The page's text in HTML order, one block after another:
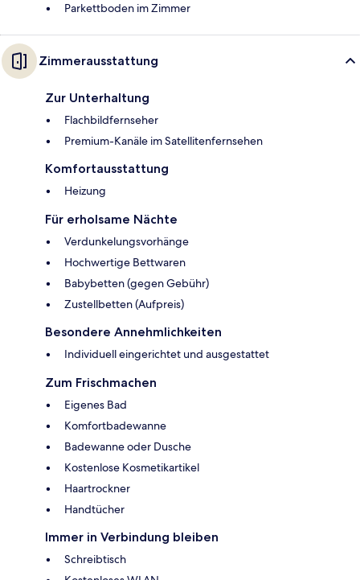
Parkettboden im Zimmer
Zimmerausstattung
Zur Unterhaltung
Flachbildfernseher
Premium-Kanäle im Satellitenfernsehen
Komfortausstattung
Heizung
Für erholsame Nächte
Verdunkelungsvorhänge
Hochwertige Bettwaren
Babybetten (gegen Gebühr)
Zustellbetten (Aufpreis)
Besondere Annehmlichkeiten
Individuell eingerichtet und ausgestattet
Zum Frischmachen
Eigenes Bad
Komfortbadewanne
Badewanne oder Dusche
Kostenlose Kosmetikartikel
Haartrockner
Handtücher
Immer in Verbindung bleiben
Schreibtisch